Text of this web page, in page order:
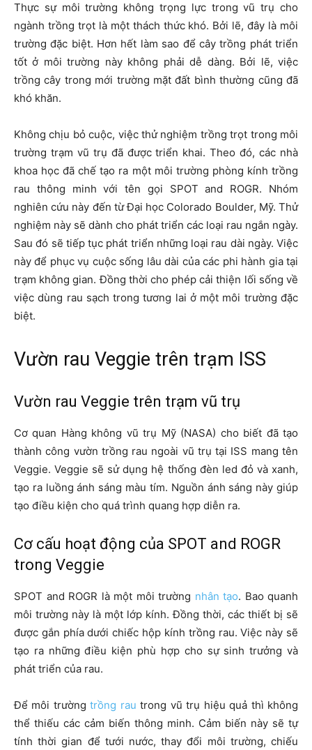
Thực sự môi trường không trọng lực trong vũ trụ cho
ngành trồng trọt là một thách thức khó. Bởi lẽ, đây là môi
trường đặc biệt. Hơn hết làm sao để cây trồng phát triển
tốt ở môi trường này không phải dễ dàng. Bởi lẽ, việc
trồng cây trong mới trường mặt đất bình thường cũng đã
khó khăn.
Không chịu bỏ cuộc, việc thử nghiệm trồng trọt trong môi
trường trạm vũ trụ đã được triển khai. Theo đó, các nhà
khoa học đã chế tạo ra một môi trường phòng kính trồng
rau thông minh với tên gọi SPOT and ROGR. Nhóm
nghiên cứu này đến từ Đại học Colorado Boulder, Mỹ. Thử
nghiệm này sẽ dành cho phát triển các loại rau ngắn ngày.
Sau đó sẽ tiếp tục phát triển những loại rau dài ngày. Việc
này để phục vụ cuộc sống lâu dài của các phi hành gia tại
trạm không gian. Đồng thời cho phép cải thiện lối sống về
việc dùng rau sạch trong tương lai ở một môi trường đặc
biệt.
Vườn rau Veggie trên trạm ISS
Vườn rau Veggie trên trạm vũ trụ
Cơ quan Hàng không vũ trụ Mỹ (NASA) cho biết đã tạo
thành công vườn trồng rau ngoài vũ trụ tại ISS mang tên
Veggie. Veggie sẽ sử dụng hệ thống đèn led đỏ và xanh,
tạo ra luồng ánh sáng màu tím. Nguồn ánh sáng này giúp
tạo điều kiện cho quá trình quang hợp diễn ra.
Cơ cấu hoạt động của SPOT and ROGR
trong Veggie
SPOT and ROGR là một môi trường nhân tạo. Bao quanh
môi trường này là một lớp kính. Đồng thời, các thiết bị sẽ
được gắn phía dưới chiếc hộp kính trồng rau. Việc này sẽ
tạo ra những điều kiện phù hợp cho sự sinh trưởng và
phát triển của rau.
Để môi trườngtrồng rau trong vũ trụ hiệu quả thì không
thể thiếu các cảm biến thông minh. Cảm biến này sẽ tự
tính thời gian để tưới nước, thay đổi môi trường, chiếu